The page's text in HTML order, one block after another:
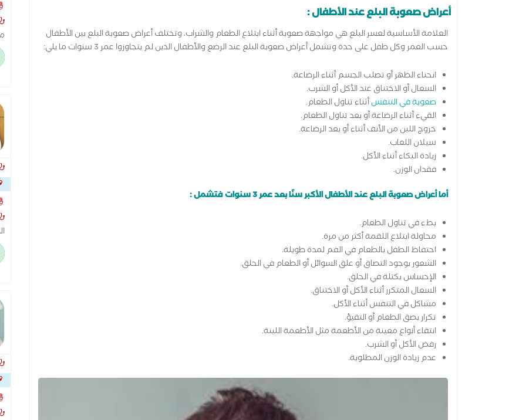
أعراض صعوبة البلع عند الأطفال :
العلامة الأساسية لعسر البلع هي مواجهة صعوبة أثناء ابتلاع الطعام والشراب، وتختلف أعراض صعوبة البلع بين الأطفال
حسب العمر وكل طفل على حدة وتشمل أعراض صعوبة البلع عند الرضع والأطفال الذين لم يتجاوزوا عمر 3 سنوات ما يلي:
انحناء الظهر أو تصلب الجسم أثناء الرضاعة.
السعال أو الاختناق عند الأكل أو الشرب.
صعوبة في التنفسأثناء تناول الطعام.
القيء أثناء الرضاعة أو بعد تناول الطعام.
خروج اللبن من الأنف أثناء أو بعد الرضاعة.
سيلان اللعاب.
زيادة البكاء أثناء الأكل.
فقدان الوزن.
أما أعراض صعوبة البلع عند الأطفال الأكبر سنًا بعد عمر 3 سنوات فتشمل :
بطء في تناول الطعام.
محاولة ابتلاع اللقمة أكثر من مرة.
احتفاظ الطفل بالطعام في الفم لمدة طويلة.
الشعور بوجود التصاق أو علق السوائل أو الطعام في الحلق.
الإحساس بكتلة في الحلق.
السعال المتكرر أثناء الأكل أو الاختناق.
مشاكل في التنفس أثناء الأكل.
تكرار بصق الطعام أو التقيؤ.
انتقاء أنواع معينة من الأطعمة مثل الأطعمة اللينة.
رفض الأكل أو الشرب.
عدم زيادة الوزن المطلوبة.